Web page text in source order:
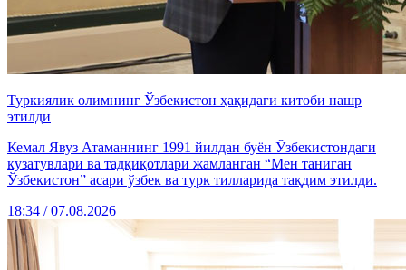
Туркиялик олимнинг Ўзбекистон ҳақидаги китоби нашр
этилди
Кемал Явуз Атаманнинг 1991 йилдан буён Ўзбекистондаги
кузатувлари ва тадқиқотлари жамланган “Мен таниган
Ўзбекистон” асари ўзбек ва турк тилларида тақдим этилди.
18:34 / 07.08.2026